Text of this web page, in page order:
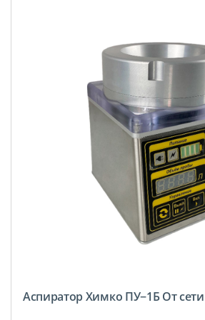
Аспиратор Химко ПУ−1Б От сети